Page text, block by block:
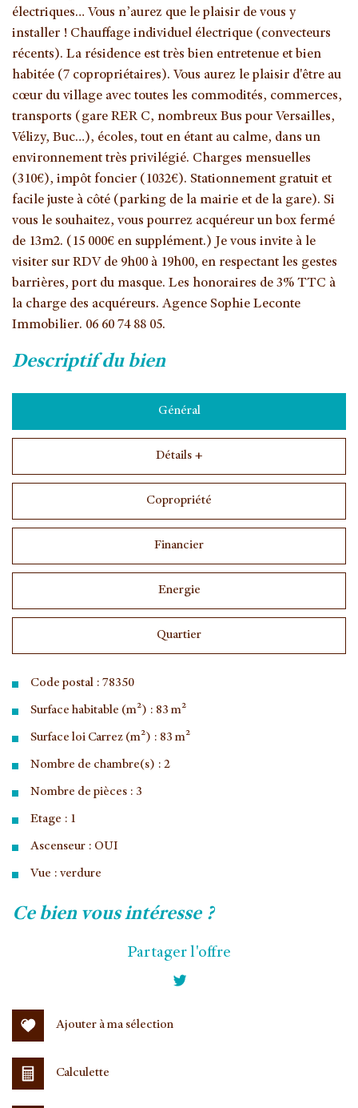
électriques… Vous n’aurez que le plaisir de vous y
installer ! Chauffage individuel électrique (convecteurs
récents). La résidence est très bien entretenue et bien
habitée (7 copropriétaires). Vous aurez le plaisir d'être au
cœur du village avec toutes les commodités, commerces,
transports (gare RER C, nombreux Bus pour Versailles,
Vélizy, Buc…), écoles, tout en étant au calme, dans un
environnement très privilégié. Charges mensuelles
(310€), impôt foncier (1032€). Stationnement gratuit et
facile juste à côté (parking de la mairie et de la gare). Si
vous le souhaitez, vous pourrez acquéreur un box fermé
de 13m2. (15 000€ en supplément.) Je vous invite à le
visiter sur RDV de 9h00 à 19h00, en respectant les gestes
barrières, port du masque. Les honoraires de 3% TTC à
la charge des acquéreurs. Agence Sophie Leconte
Immobilier. 06 60 74 88 05.
descriptif du bien
Général
Détails +
Copropriété
Financier
Energie
Quartier
Code postal : 78350
Surface habitable (m²) : 83 m²
Surface loi Carrez (m²) : 83 m²
Nombre de chambre(s) : 2
Nombre de pièces : 3
Etage : 1
Ascenseur : OUI
Vue : verdure
la ville de jouy-en-josas (78350)
ce bien vous intéresse ?
Partager l'offre
Ajouter à ma sélection
Calculette